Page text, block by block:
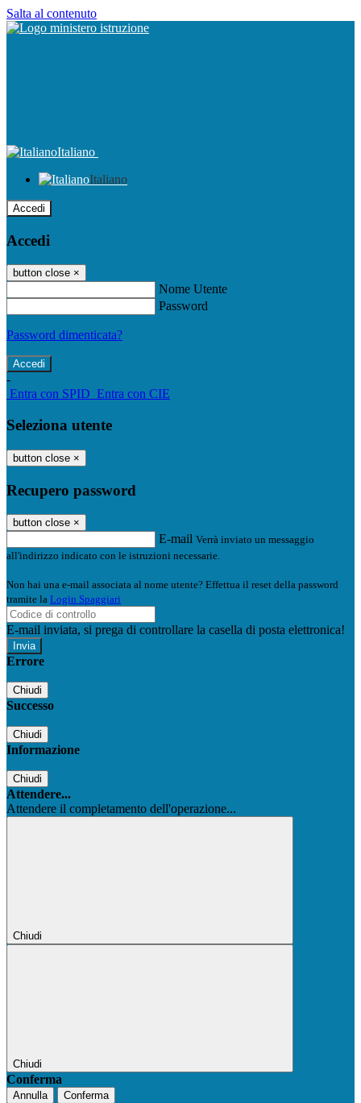
Salta al contenuto
Italiano
Italiano
Accedi
Accedi
button close ×
Nome Utente
Password
Password dimenticata?
-
Entra con SPID Entra con CIE
Seleziona utente
button close ×
Recupero password
button close ×
E-mail Verrà inviato un messaggio
all'indirizzo indicato con le istruzioni necessarie.
Non hai una e-mail associata al nome utente? Effettua il reset della password
tramite la Login Spaggiari
E-mail inviata, si prega di controllare la casella di posta elettronica!
Errore
Chiudi
Successo
Chiudi
Informazione
Chiudi
Attendere...
Attendere il completamento dell'operazione...
Chiudi
Chiudi
Conferma
Annulla Conferma